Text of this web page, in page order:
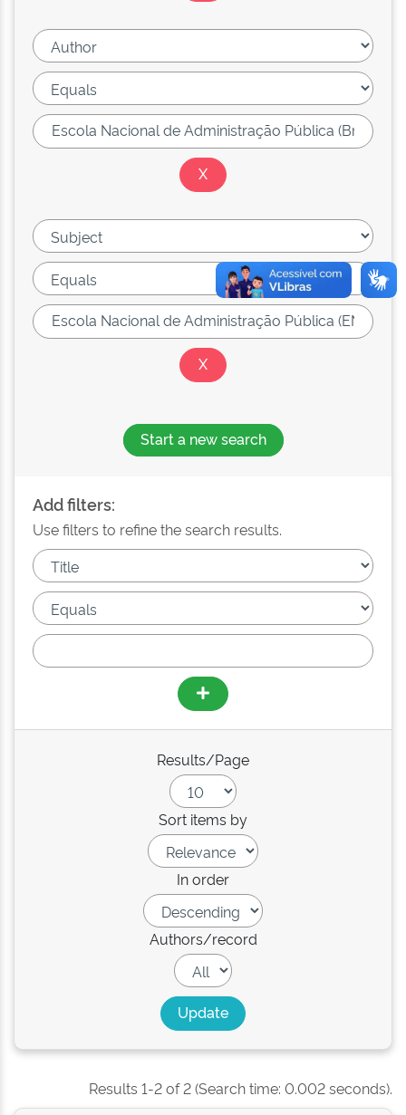
Start a new search
Add filters:
Use filters to refine the search results.
Results/Page
Sort items by
In order
Authors/record
Results 1-2 of 2 (Search time: 0.002 seconds).